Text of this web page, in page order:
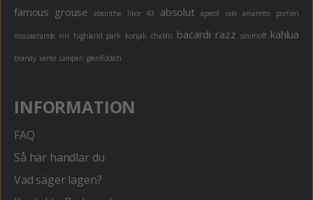
famous grouse absinthe likör 43 absolut aperol raki amaretto portvin
mousserande vin highland park konjak chablis bacardi razz smirnoff kahlua
brandy xante campari glenfiddich
INFORMATION
FAQ
Så här handlar du
Vad säger lagen?